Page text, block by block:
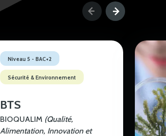
BIOQUALIM (Qualité,
Alimentation, Innovation et
BTS
Niveau 5 - BAC+2
Sécurité & Environnement